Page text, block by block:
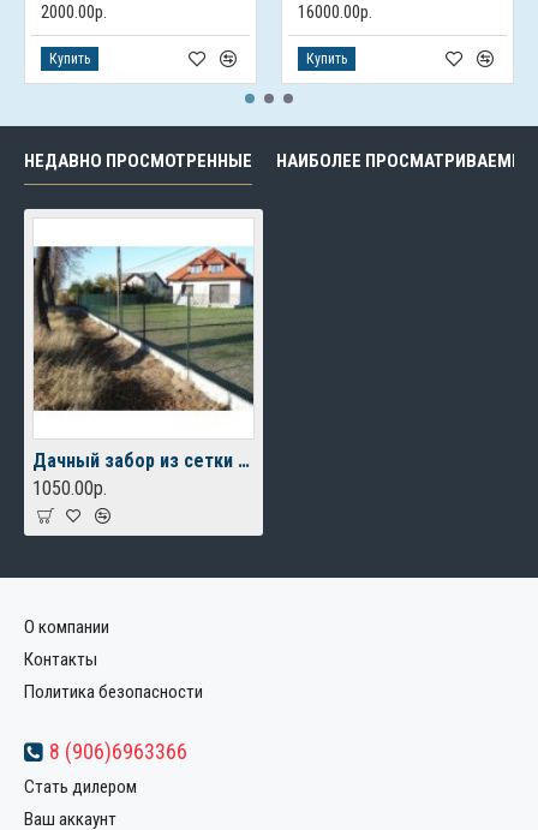
2000.00р.
Купить
16000.00р.
Купить
НЕДАВНО ПРОСМОТРЕННЫЕ НАИБОЛЕЕ ПРОСМАТРИВАЕМЫЕ
Дачный забор из сетки рабицы
1050.00р.
О компании
Контакты
Политика безопасности
8 (906)6963366
Стать дилером
Ваш аккаунт